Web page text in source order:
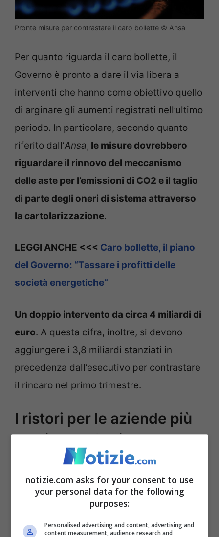
Pronte misure per contrastare il caro bollette © Ansa
Per quanto riguarda il caro bollette, il
Governo è pronto a dare il via libera a
interventi che hanno come obiettivo quello
di arginare gli aumenti registrati nell’ultimo
periodo. In particolare, secondo quanto
riferito dall’Ansa, le misure dovrebbero
riguardare il rinnovo del meccanismo
delle aste per l’emissioni di CO2 e il taglio
di parte degli oneri di sistema attraverso
la cartolarizzazione.
LEGGI ANCHE <<< Caro bollette, il piano
del Governo: “Tassare i profitti delle
società energetiche”
Un doppio intervento da circa 4 miliardi di
euro. A questa cifra, inoltre, si devono
aggiungere i 3,8 miliardi stanziati in
precedenza dall’esecutivo per contrastare
il rincaro nel primo trimestre.
I ristori per le aziende più
colpite dal Covid
notizie.com asks for your consent to use
your personal data for the following
purposes:
Personalised advertising and content, advertising and
content measurement, audience research and